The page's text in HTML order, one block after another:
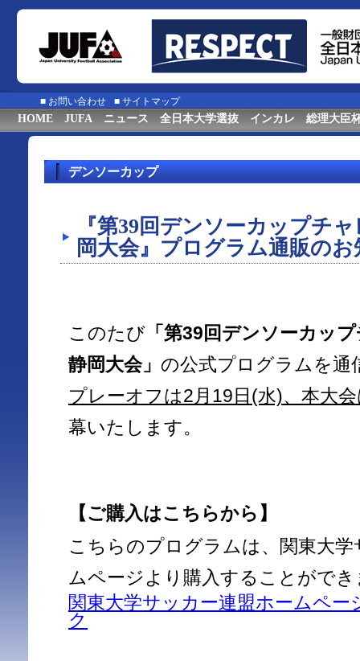
■ お問い合わせ ■ サイトマップ
HOME JUFA ニュース 全日本大学選抜 インカレ 総理大臣
デンソーカップ
『第39回デンソーカップチ
岡大会』プログラム通販の
このたび 「第39回デンソーカッ
静岡大会」 の公式プログラムを通
プレーオフは2月19日(水)、本大
幕いたします。
【ご購入はこちらから】
こちらのプログラムは、関東大
ムページより購入することができ
関東大学サッカー連盟ホームペ
ク